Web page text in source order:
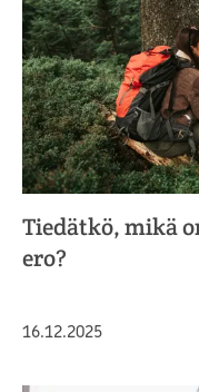
Tiedätkö, mikä
ero?
Julkaistu
16.12.2025